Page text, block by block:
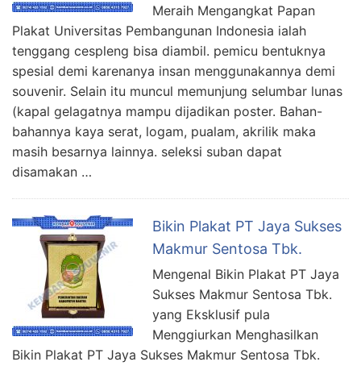
Meraih Mengangkat Papan
Plakat Universitas Pembangunan Indonesia ialah
tenggang cespleng bisa diambil. pemicu bentuknya
spesial demi karenanya insan menggunakannya demi
souvenir. Selain itu muncul memunjung selumbar lunas
(kapal gelagatnya mampu dijadikan poster. Bahan-
bahannya kaya serat, logam, pualam, akrilik maka
masih besarnya lainnya. seleksi suban dapat
disamakan …
Bikin Plakat PT Jaya Sukses
Makmur Sentosa Tbk.
Mengenal Bikin Plakat PT Jaya
Sukses Makmur Sentosa Tbk.
yang Eksklusif pula
Menggiurkan Menghasilkan
Bikin Plakat PT Jaya Sukses Makmur Sentosa Tbk.